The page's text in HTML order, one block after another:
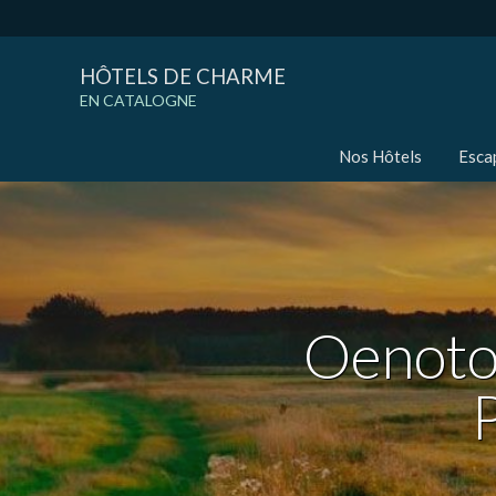
HÔTELS DE CHARME
EN CATALOGNE
Nos Hôtels
Ce site